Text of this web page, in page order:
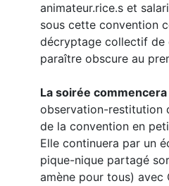
animateur.rice.s et
sous cette convention
décryptage collectif de
paraître obscure au
La soirée commencera
observation-restitution
de la convention en
Elle continuera par un
pique-nique partagé
amène pour tous) avec